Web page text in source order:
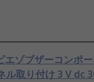
エゾブザーコンポ
ル取り付け 3 V dc